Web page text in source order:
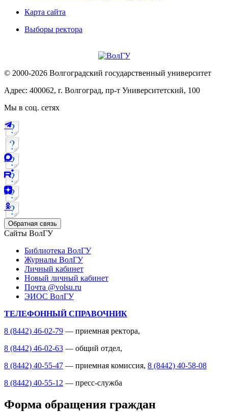
Карта сайта
Выборы ректора
© 2000-2026 Волгоградский государственный университет
Адрес: 400062, г. Волгоград, пр-т Университетский, 100
Мы в соц. сетях
Обратная связь
Сайты ВолГУ
Библиотека ВолГУ
Журналы ВолГУ
Личный кабинет
Новый личный кабинет
Почта @volsu.ru
ЭИОС ВолГУ
ТЕЛЕФОННЫЙ СПРАВОЧНИК
8 (8442) 46-02-79 — приемная ректора,
8 (8442) 46-02-63 — общий отдел,
8 (8442) 40-55-47 — приемная комиссия, 8 (8442) 40-58-08
8 (8442) 40-55-12 — пресс-служба
Форма обращения граждан